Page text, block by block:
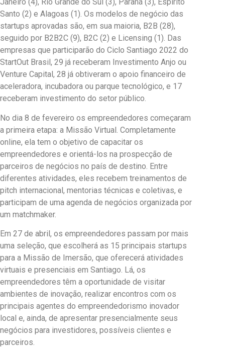
Janeiro (4), Rio Grande do Sul (3), Paraná (3), Espírito
Santo (2) e Alagoas (1). Os modelos de negócio das
startups aprovadas são, em sua maioria, B2B (28),
seguido por B2B2C (9), B2C (2) e Licensing (1). Das
empresas que participarão do Ciclo Santiago 2022 do
StartOut Brasil, 29 já receberam Investimento Anjo ou
Venture Capital, 28 já obtiveram o apoio financeiro de
aceleradora, incubadora ou parque tecnológico, e 17
receberam investimento do setor público.
No dia 8 de fevereiro os empreendedores começaram
a primeira etapa: a Missão Virtual. Completamente
online, ela tem o objetivo de capacitar os
empreendedores e orientá-los na prospecção de
parceiros de negócios no país de destino. Entre
diferentes atividades, eles recebem treinamentos de
pitch internacional, mentorias técnicas e coletivas, e
participam de uma agenda de negócios organizada por
um matchmaker.
Em 27 de abril, os empreendedores passam por mais
uma seleção, que escolherá as 15 principais startups
para a Missão de Imersão, que oferecerá atividades
virtuais e presenciais em Santiago. Lá, os
empreendedores têm a oportunidade de visitar
ambientes de inovação, realizar encontros com os
principais agentes do empreendedorismo inovador
local e, ainda, de apresentar presencialmente seus
negócios para investidores, possíveis clientes e
parceiros.